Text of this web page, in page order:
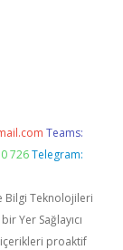
Teams:
726 Telegram:
Bilgi Teknolojileri
Yer Sağlayıcı
proaktif